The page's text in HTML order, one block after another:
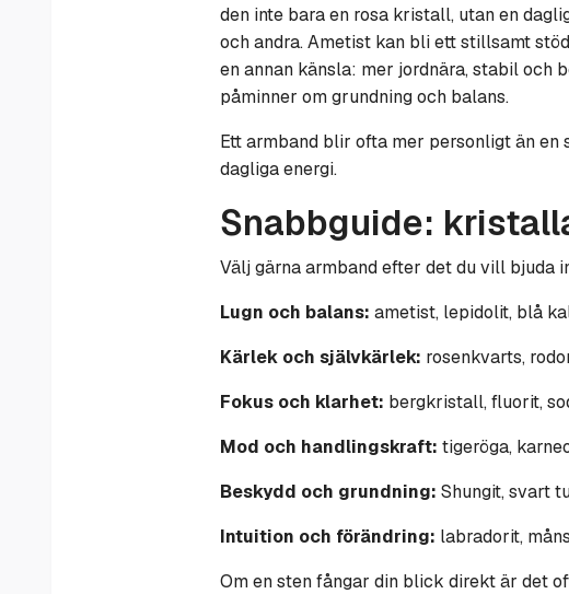
den inte bara en rosa kristall, utan en
och andra. Ametist kan bli ett stillsamt
en annan känsla: mer jordnära, stabil och
påminner om grundning och balans.
Ett armband blir ofta mer personligt än
dagliga energi.
Snabbguide:
Välj gärna armband efter det du vill bjuda
Lugn och balans: ametist, lepidolit, blå
Kärlek och självkärlek: rosenkvarts,
Fokus och klarhet: bergkristall, fluorit,
Mod och handlingskraft: tigeröga,
Beskydd och grundning: Shungit, svart
Intuition och förändring: labradorit,
Om en sten fångar din blick direkt är det